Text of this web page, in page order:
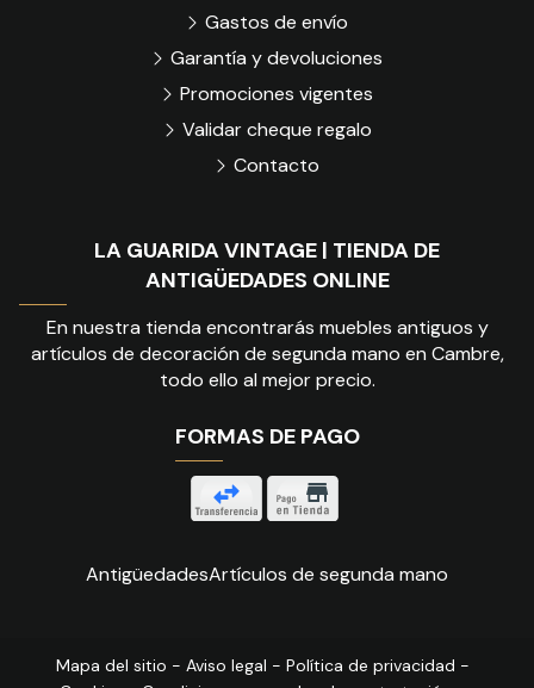
LA GUARIDA VINTAGE | TIENDA DE
ANTIGÜEDADES ONLINE
En nuestra tienda encontrarás muebles antiguos y
artículos de decoración de segunda mano en Cambre,
todo ello al mejor precio.
FORMAS DE PAGO
Gastos de envío
Garantía y devoluciones
Promociones vigentes
Validar cheque regalo
Contacto
AntigüedadesArtículos de segunda mano
Mapa del sitio - Aviso legal - Política de privacidad -